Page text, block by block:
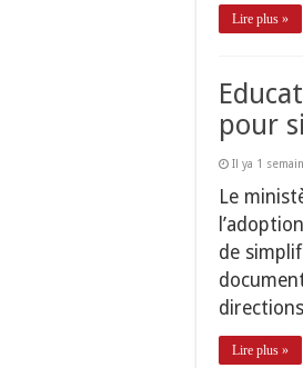
Lire plus »
pour
Il ya 1
Le
de
Lire plus »